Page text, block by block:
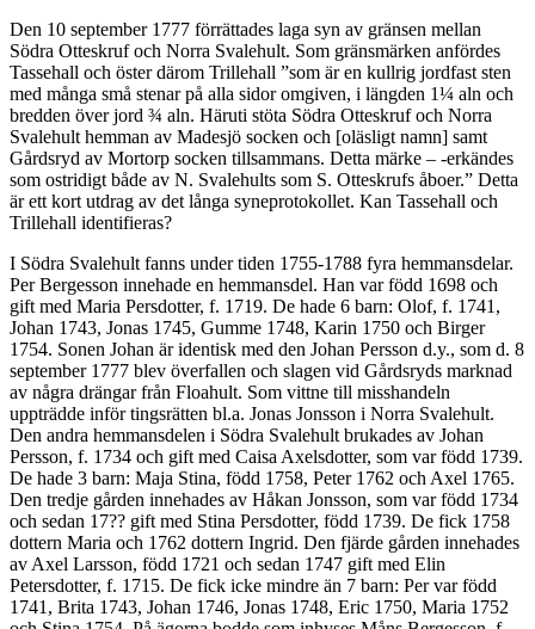
Den 10 september 1777 förrättades laga syn av gränsen mellan
Södra Otteskruf och Norra Svalehult. Som gränsmärken anfördes
Tassehall och öster därom Trillehall ”som är en kullrig jordfast sten
med många små stenar på alla sidor omgiven, i längden 1¼ aln och
bredden över jord ¾ aln. Häruti stöta Södra Otteskruf och Norra
Svalehult hemman av Madesjö socken och [oläsligt namn] samt
Gårdsryd av Mortorp socken tillsammans. Detta märke – -erkändes
som ostridigt både av N. Svalehults som S. Otteskrufs åboer.” Detta
är ett kort utdrag av det långa syneprotokollet. Kan Tassehall och
Trillehall identifieras?
I Södra Svalehult fanns under tiden 1755-1788 fyra hemmansdelar.
Per Bergesson innehade en hemmansdel. Han var född 1698 och
gift med Maria Persdotter, f. 1719. De hade 6 barn: Olof, f. 1741,
Johan 1743, Jonas 1745, Gumme 1748, Karin 1750 och Birger
1754. Sonen Johan är identisk med den Johan Persson d.y., som d. 8
september 1777 blev överfallen och slagen vid Gårdsryds marknad
av några drängar från Floahult. Som vittne till misshandeln
uppträdde inför tingsrätten bl.a. Jonas Jonsson i Norra Svalehult.
Den andra hemmansdelen i Södra Svalehult brukades av Johan
Persson, f. 1734 och gift med Caisa Axelsdotter, som var född 1739.
De hade 3 barn: Maja Stina, född 1758, Peter 1762 och Axel 1765.
Den tredje gården innehades av Håkan Jonsson, som var född 1734
och sedan 17?? gift med Stina Persdotter, född 1739. De fick 1758
dottern Maria och 1762 dottern Ingrid. Den fjärde gården innehades
av Axel Larsson, född 1721 och sedan 1747 gift med Elin
Petersdotter, f. 1715. De fick icke mindre än 7 barn: Per var född
1741, Brita 1743, Johan 1746, Jonas 1748, Eric 1750, Maria 1752